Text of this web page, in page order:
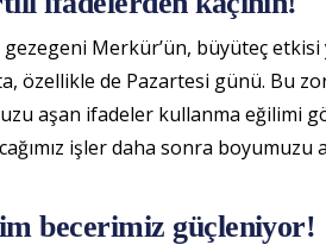
Merkür’ün, büyüteç etkisi
özellikle de Pazartesi günü. Bu
aşan ifadeler kullanma eğilimi
işler daha sonra boyumuzu
becerimiz güçleniyor!